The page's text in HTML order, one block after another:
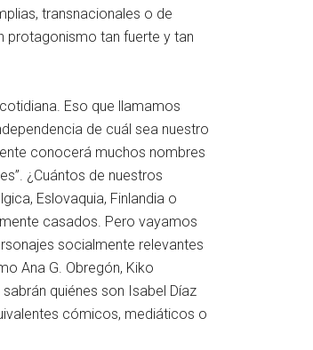
transnacionales o de
protagonismo tan fuerte y tan
Eso que llamamos
de cuál sea nuestro
conocerá muchos nombres
¿Cuántos de nuestros
Eslovaquia, Finlandia o
casados. Pero vayamos
socialmente relevantes
Ana G. Obregón, Kiko
quiénes son Isabel Díaz
cómicos, mediáticos o